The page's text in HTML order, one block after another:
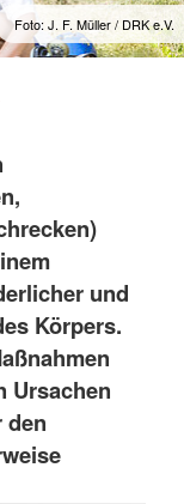
Foto: J. F. Müller / DRK e.V.
und
Körpers.
Ursachen
den